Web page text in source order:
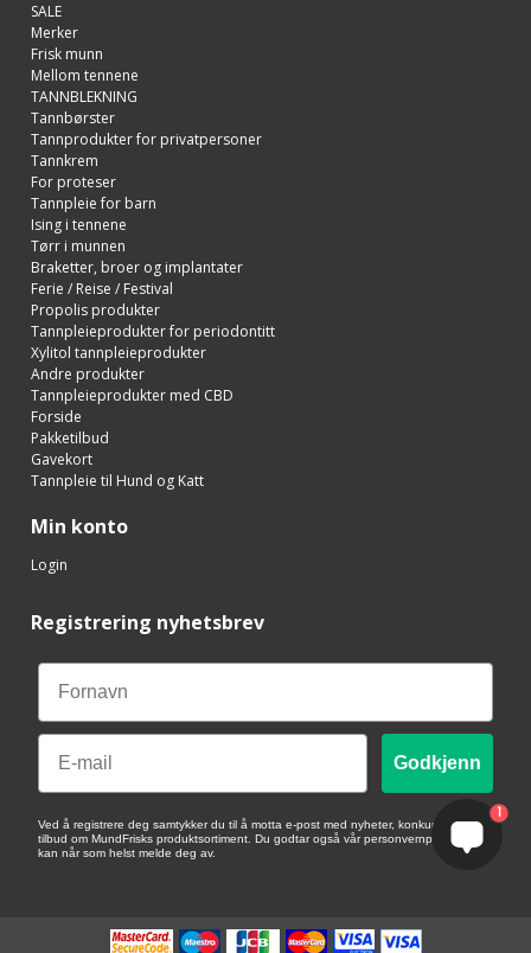
SALE
Merker
Frisk munn
Mellom tennene
TANNBLEKNING
Tannbørster
Tannprodukter for privatpersoner
Tannkrem
For proteser
Tannpleie for barn
Ising i tennene
Tørr i munnen
Braketter, broer og implantater
Ferie / Reise / Festival
Propolis produkter
Tannpleieprodukter for periodontitt
Xylitol tannpleieprodukter
Andre produkter
Tannpleieprodukter med CBD
Forside
Pakketilbud
Gavekort
Tannpleie til Hund og Katt
Min konto
Login
Registrering nyhetsbrev
Email
Godkjenn
Ved å registrere deg samtykker du til å motta e-post med nyheter, konkurranser og
tilbud om MundFrisks produktsortiment. Du godtar også vår personvernpolicy. Du
kan når som helst melde deg av.
1